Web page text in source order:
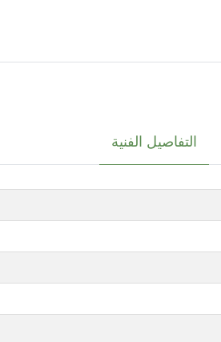
التفاصيل الفنية